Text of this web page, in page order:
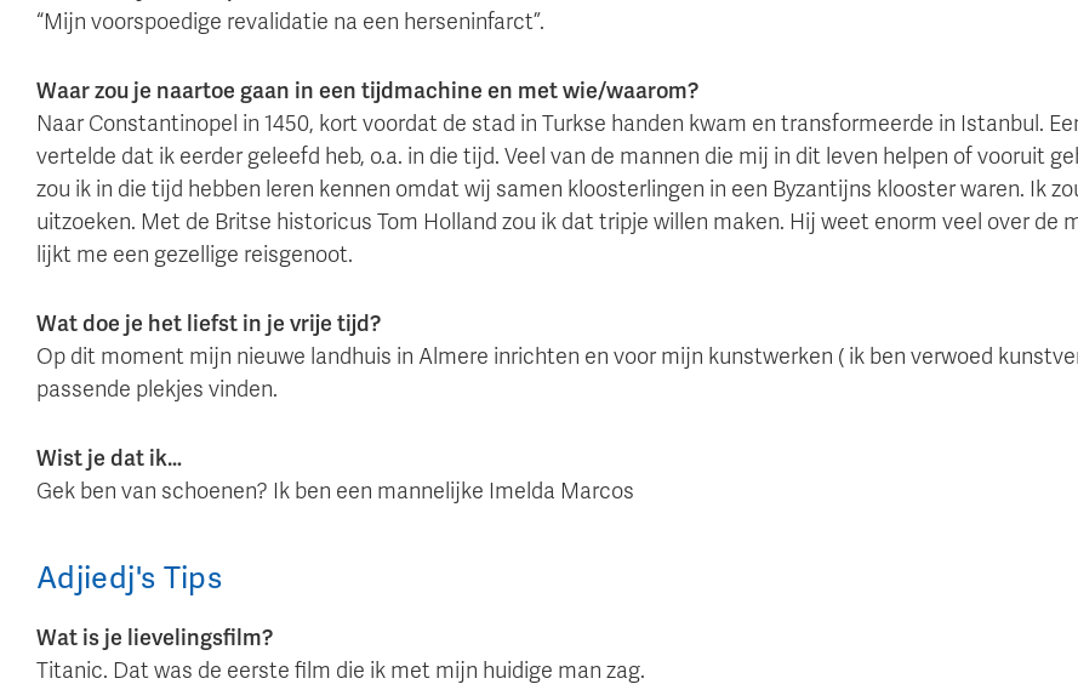
“Mijn voorspoedige revalidatie na een herseninfarct”.
Waar zou je naartoe gaan in een tijdmachine en met wie/waarom?
Naar Constantinopel in 1450, kort voordat de stad in Turkse handen kwam en transformeerde in Istanbul.
vertelde dat ik eerder geleefd heb, o.a. in die tijd. Veel van de mannen die mij in dit leven helpen of vooruit
zou ik in die tijd hebben leren kennen omdat wij samen kloosterlingen in een Byzantijns klooster waren. Ik
uitzoeken. Met de Britse historicus Tom Holland zou ik dat tripje willen maken. Hij weet enorm veel over de
lijkt me een gezellige reisgenoot.
Wat doe je het liefst in je vrije tijd?
Op dit moment mijn nieuwe landhuis in Almere inrichten en voor mijn kunstwerken ( ik ben verwoed
passende plekjes vinden.
Wist je dat ik…
Gek ben van schoenen? Ik ben een mannelijke Imelda Marcos
Adjiedj's Tips
Wat is je lievelingsfilm?
Titanic. Dat was de eerste film die ik met mijn huidige man zag.